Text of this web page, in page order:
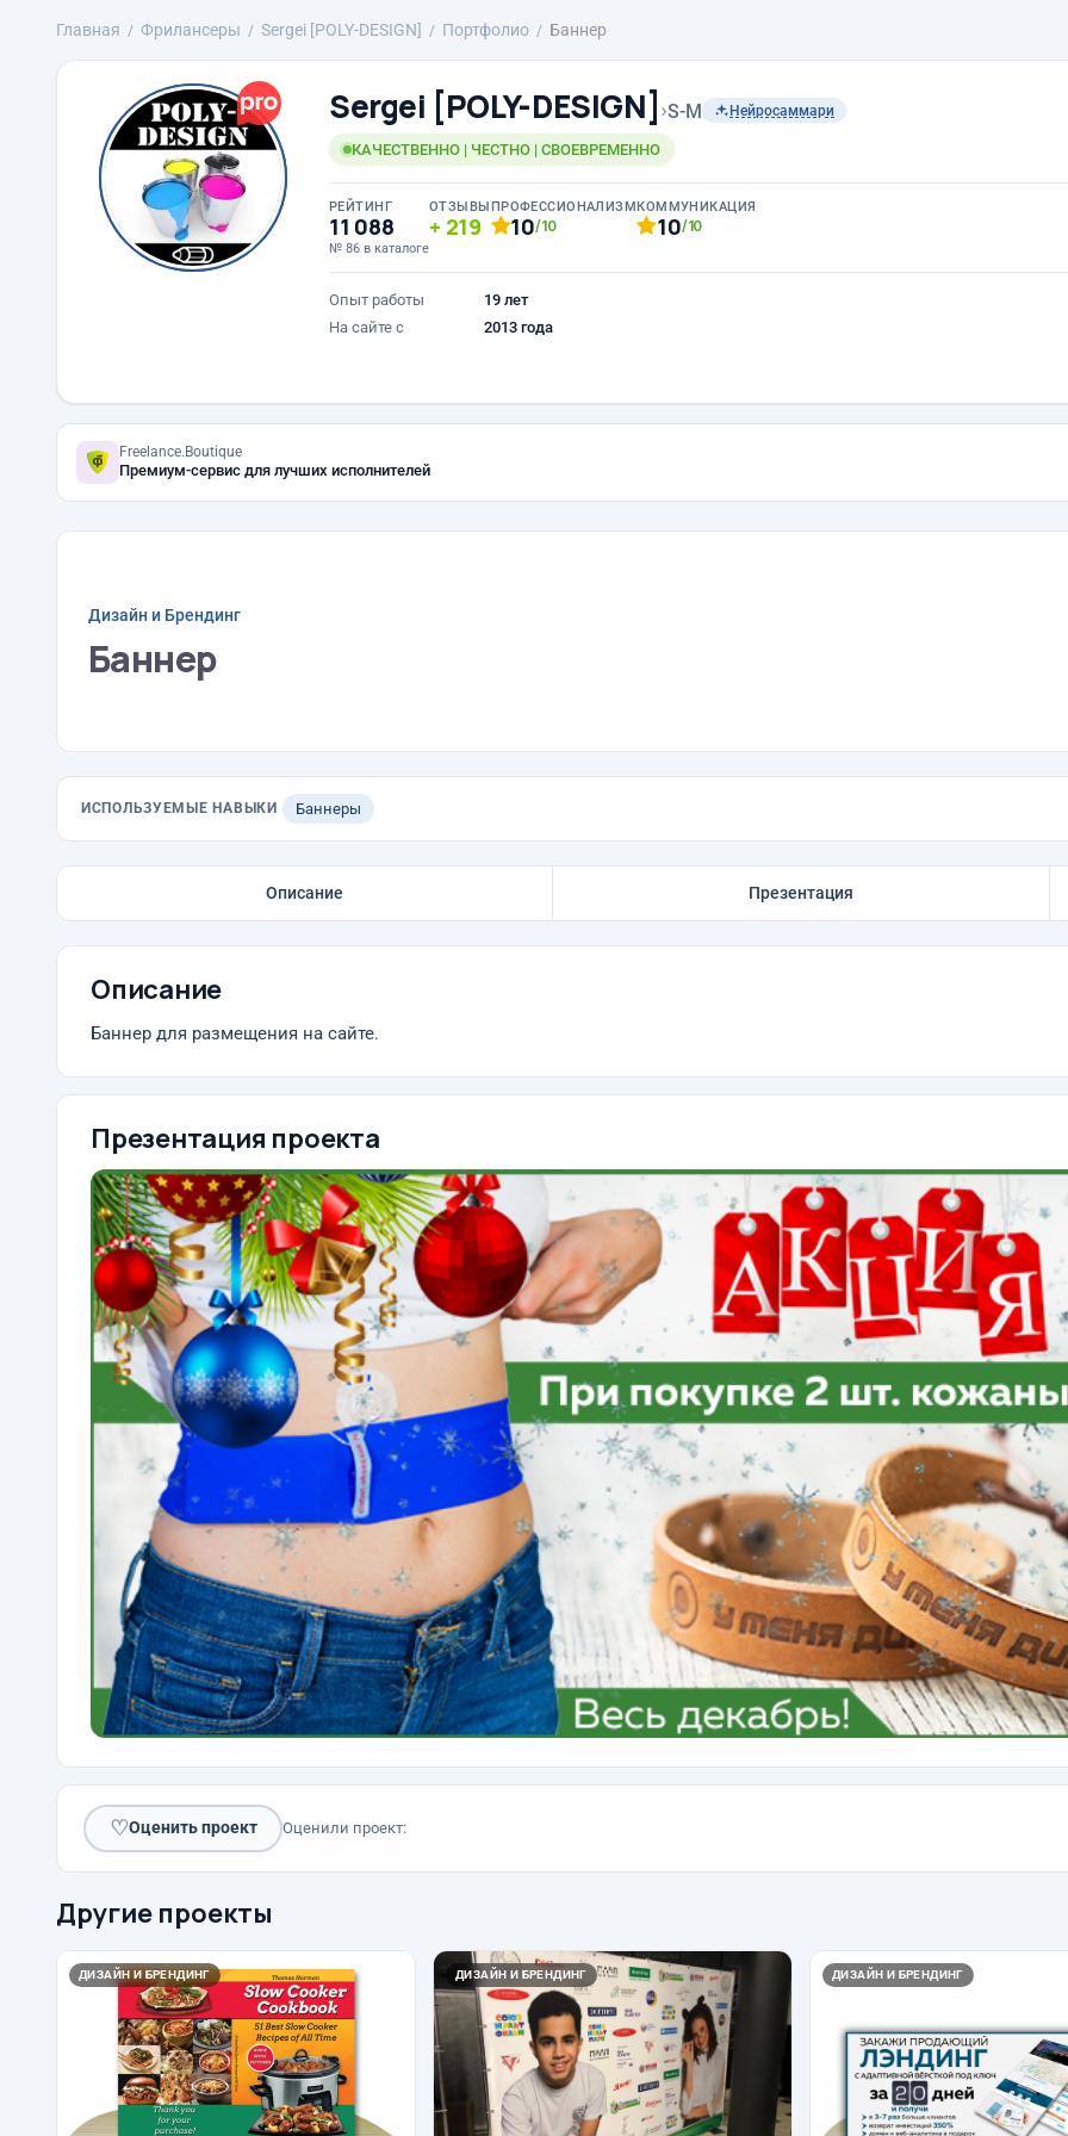
Главная Фрилансеры Sergei [POLY-DESIGN] Портфолио Баннер
Sergei [POLY-DESIGN] ›S-M Нейросаммари
КАЧЕСТВЕННО | ЧЕСТНО | СВОЕВРЕМЕННО
РЕЙТИНГ
11 088
№ 86 в каталоге
ОТЗЫВЫ
219
ПРОФЕССИОНАЛИЗМ
10/10
КОММУНИКАЦИЯ
10/10
Опыт работы
19 лет
На сайте с
2013 года
Freelance.Boutique
Премиум-сервис для лучших исполнителей
Дизайн и Брендинг
Баннер
ИСПОЛЬЗУЕМЫЕ НАВЫКИ Баннеры
Описание Презентация
Описание
Баннер для размещения на сайте.
Презентация проекта
♡Оценить проект Оценили проект:
Другие проекты
ДИЗАЙН И БРЕНДИНГ ДИЗАЙН И БРЕНДИНГ ДИЗАЙН И БРЕНДИНГ